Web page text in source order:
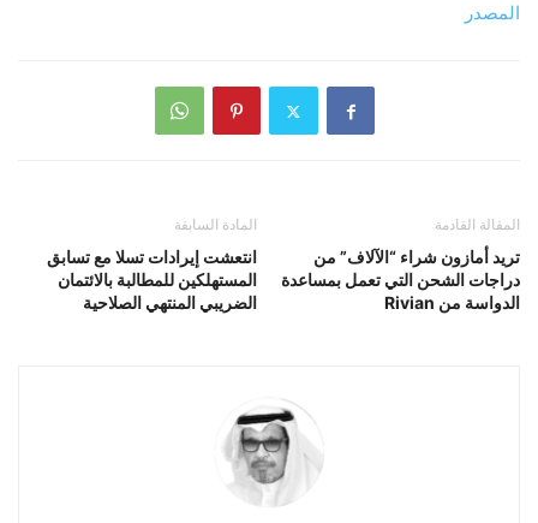
المصدر
المادة السابقة
انتعشت إيرادات تسلا مع تسابق
المستهلكين للمطالبة بالائتمان
الضريبي المنتهي الصلاحية
المقالة القادمة
تريد أمازون شراء “الآلاف” من
دراجات الشحن التي تعمل بمساعدة
الدواسة من Rivian